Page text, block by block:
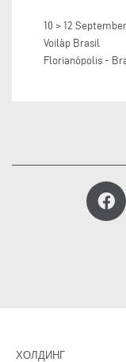
10 > 12
Voilàp Brasil
Florianópolis -
ХОЛДИНГ